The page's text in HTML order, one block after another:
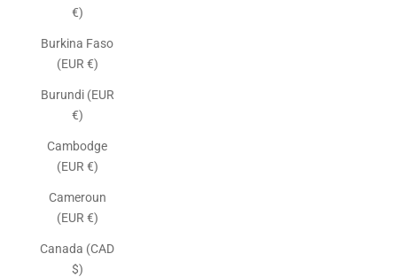
€)
Burkina Faso
(EUR €)
Burundi (EUR
€)
Cambodge
(EUR €)
Cameroun
(EUR €)
Canada (CAD
$)